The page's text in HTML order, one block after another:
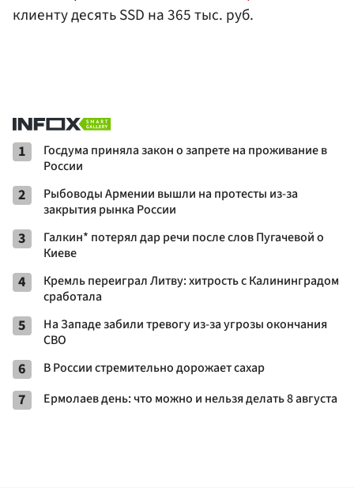
клиенту десять SSD на 365 тыс. руб.
1
Госдума приняла закон о запрете на проживание в
России
2
Рыбоводы Армении вышли на протесты из-за
закрытия рынка России
3
Галкин* потерял дар речи после слов Пугачевой о
Киеве
4
Кремль переиграл Литву: хитрость с Калининградом
сработала
5
На Западе забили тревогу из-за угрозы окончания
СВО
6 В России стремительно дорожает сахар
7 Ермолаев день: что можно и нельзя делать 8 августа